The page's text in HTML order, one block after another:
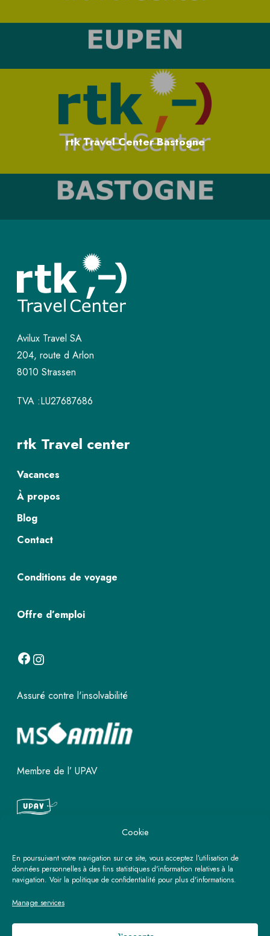
Cookie
En poursuivant votre navigation sur ce site, vous acceptez l’utilisation de
données personnelles à des fins statistiques d'information relatives à la
navigation. Voir la politique de confidentialité pour plus d'informations.
Manage services
Avant le départ : nos conseils
pour voyager l’esprit tranquille
rtk Travel Center Bastogne
Avilux Travel SA
204, route d Arlon
8010 Strassen
TVA :LU27687686
rtk Travel center
Vacances
À propos
Blog
Contact
Conditions de voyage
Offre d’emploi
Facebook
Assuré contre l'insolvabilité
Membre de l’ UPAV
Travel Center
Découvrez plus